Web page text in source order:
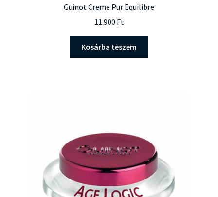
Guinot Creme Pur Equilibre
11.900 Ft
Kosárba teszem